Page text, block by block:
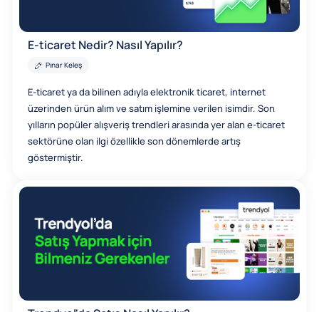
E-ticaret Nedir? Nasıl Yapılır?
Pınar Keleş
E-ticaret ya da bilinen adıyla elektronik ticaret, internet
üzerinden ürün alım ve satım işlemine verilen isimdir. Son
yılların popüler alışveriş trendleri arasında yer alan e-ticaret
sektörüne olan ilgi özellikle son dönemlerde artış
göstermiştir.